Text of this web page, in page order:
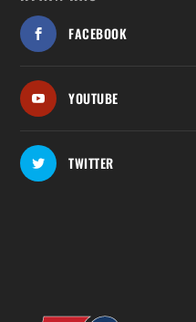
FACEBOOK
YOUTUBE
TWITTER